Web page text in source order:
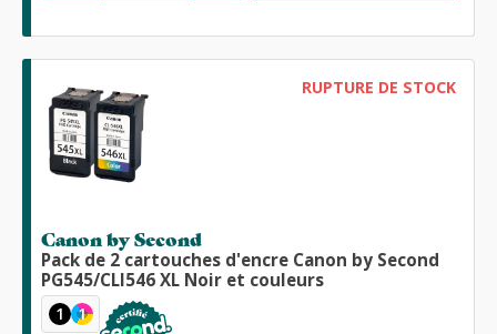
RUPTURE DE STOCK
Canon by Second
Pack de 2 cartouches d'encre Canon by Second
PG545/CLI546 XL Noir et couleurs
1 1